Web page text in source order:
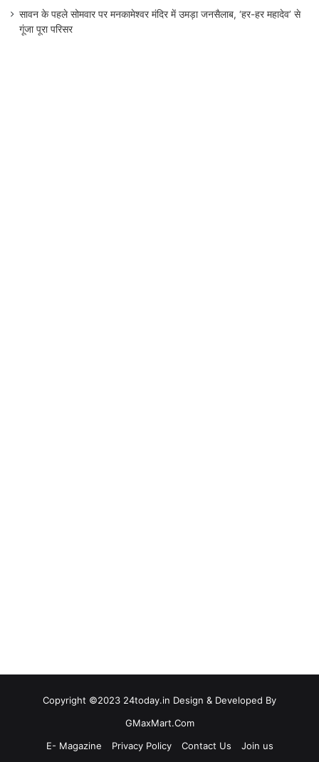
सावन के पहले सोमवार पर मनकामेश्वर मंदिर में उमड़ा जनसैलाब, ‘हर-हर महादेव’ से
गूंजा पूरा परिसर
Copyright ©2023 24today.in Design & Developed By
GMaxMart.Com
E- Magazine
Privacy Policy Contact Us Join us